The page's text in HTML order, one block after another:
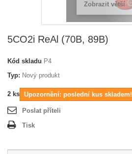
Zobrazit větší
5CO2i ReAl (70B, 89B)
Kód skladu P4
Typ: Nový produkt
2 ks Upozornění: poslední kus skladem!
Poslat příteli
Tisk